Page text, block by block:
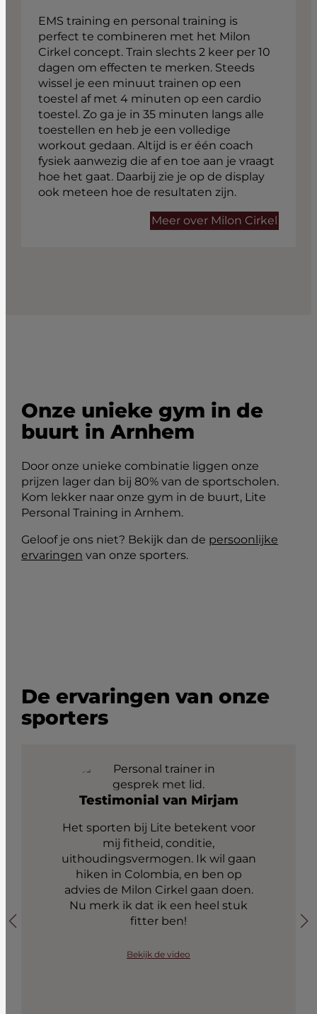
EMS training en personal training is
perfect te combineren met het Milon
Cirkel concept. Train slechts 2 keer per 10
dagen om effecten te merken. Steeds
wissel je een minuut trainen op een
toestel af met 4 minuten op een cardio
toestel. Zo ga je in 35 minuten langs alle
toestellen en heb je een volledige
workout gedaan. Altijd is er één coach
fysiek aanwezig die af en toe aan je vraagt
hoe het gaat. Daarbij zie je op de display
ook meteen hoe de resultaten zijn.
Meer over Milon Cirkel
Onze unieke gym in de
buurt in Arnhem
Door onze unieke combinatie liggen onze
prijzen lager dan bij 80% van de sportscholen.
Kom lekker naar onze gym in de buurt, Lite
Personal Training in Arnhem.
Geloof je ons niet? Bekijk dan de persoonlijke
ervaringen van onze sporters.
De ervaringen van onze
sporters
Testimonial van Mirjam
Het sporten bij Lite betekent voor
mij fitheid, conditie,
uithoudingsvermogen. Ik wil gaan
hiken in Colombia, en ben op
advies de Milon Cirkel gaan doen.
Nu merk ik dat ik een heel stuk
fitter ben!
Bekijk de video